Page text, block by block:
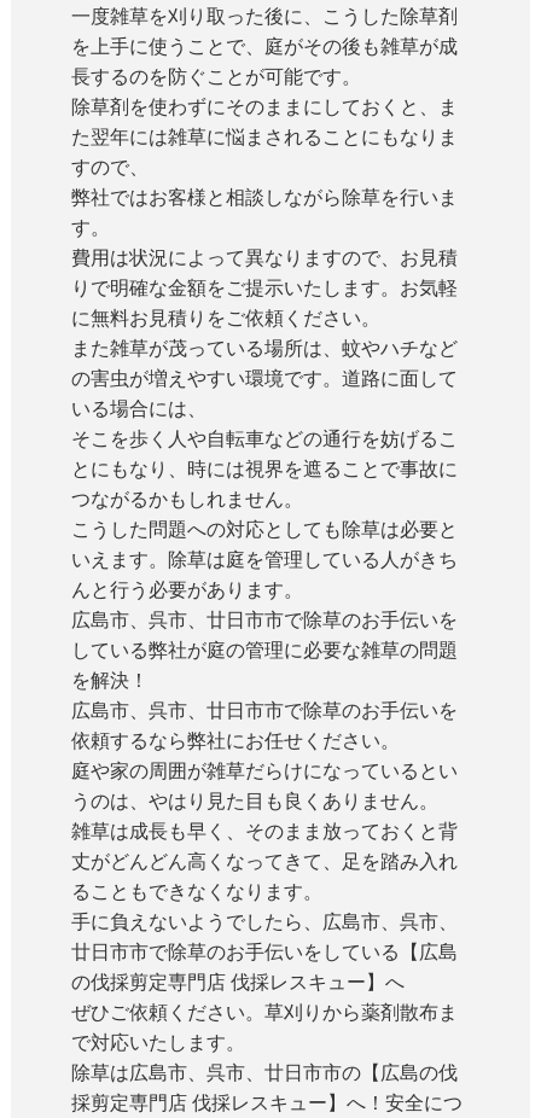
一度雑草を刈り取った後に、こうした除草剤
を上手に使うことで、庭がその後も雑草が成
長するのを防ぐことが可能です。
除草剤を使わずにそのままにしておくと、ま
た翌年には雑草に悩まされることにもなりま
すので、
弊社ではお客様と相談しながら除草を行いま
す。
費用は状況によって異なりますので、お見積
りで明確な金額をご提示いたします。お気軽
に無料お見積りをご依頼ください。
また雑草が茂っている場所は、蚊やハチなど
の害虫が増えやすい環境です。道路に面して
いる場合には、
そこを歩く人や自転車などの通行を妨げるこ
とにもなり、時には視界を遮ることで事故に
つながるかもしれません。
こうした問題への対応としても除草は必要と
いえます。除草は庭を管理している人がきち
んと行う必要があります。
広島市、呉市、廿日市市で除草のお手伝いを
している弊社が庭の管理に必要な雑草の問題
を解決！
広島市、呉市、廿日市市で除草のお手伝いを
依頼するなら弊社にお任せください。
庭や家の周囲が雑草だらけになっているとい
うのは、やはり見た目も良くありません。
雑草は成長も早く、そのまま放っておくと背
丈がどんどん高くなってきて、足を踏み入れ
ることもできなくなります。
手に負えないようでしたら、広島市、呉市、
廿日市市で除草のお手伝いをしている【広島
の伐採剪定専門店 伐採レスキュー】へ
ぜひご依頼ください。草刈りから薬剤散布ま
で対応いたします。
除草は広島市、呉市、廿日市市の【広島の伐
採剪定専門店 伐採レスキュー】へ！安全につ